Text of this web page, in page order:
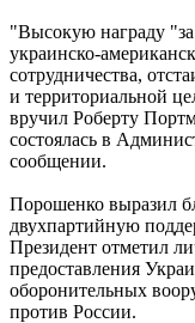
"Высокую награду
украинско-
сотрудничества,
и территориальной
вручил Роберту
состоялась в
сообщении.
Порошенко выразил
двухпартийную
Президент отметил
предоставления
оборонительных
против России.